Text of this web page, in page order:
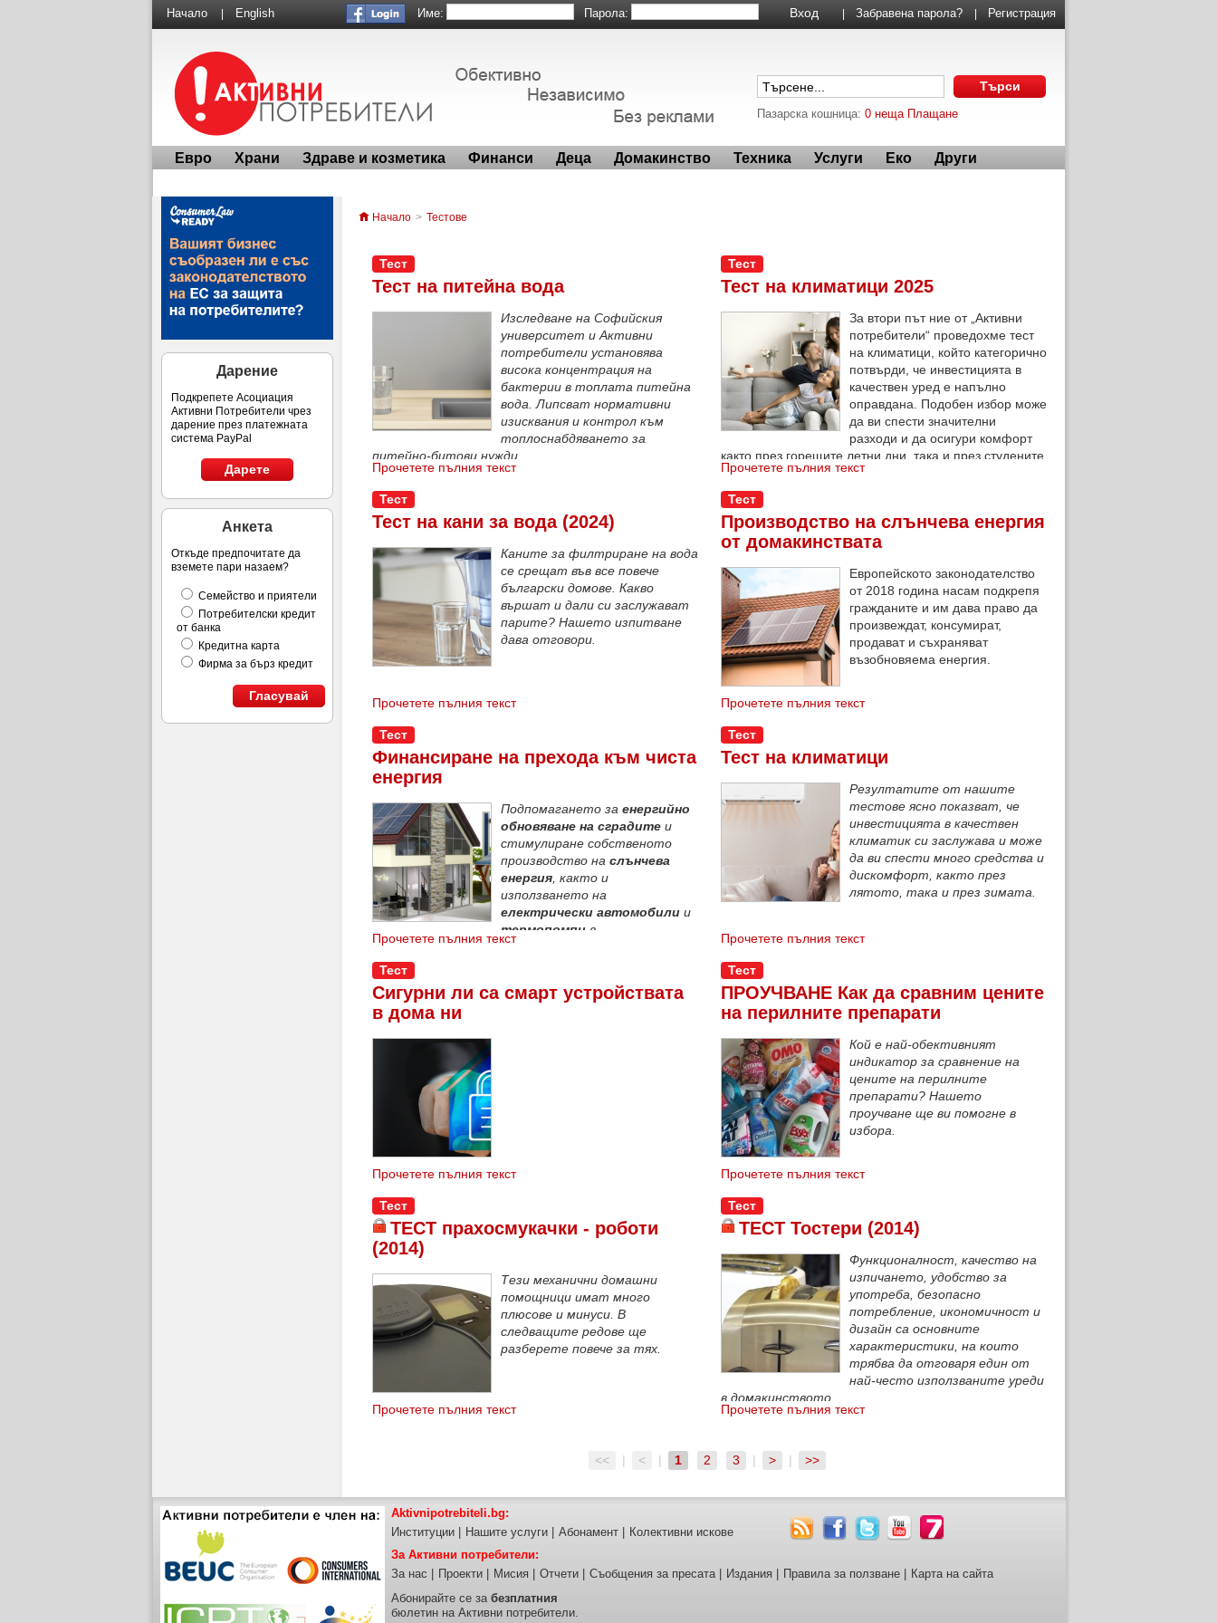
Начало English Име: Парола: Забравена парола? Регистрация
Пазарска кошница: 0 неща Плащане
Евро Храни Здраве и козметика Финанси Деца Домакинство Техника Услуги Еко Други
Дарение
Подкрепете Асоциация
Активни Потребители чрез
дарение през платежната
система PayPal
Дарете
Анкета
Откъде предпочитате да
вземете пари назаем?
Семейство и приятели
Потребителски кредит
от банка
Кредитна карта
Фирма за бърз кредит
Гласувай
Начало > Тестове
Тест
Тест на питейна вода
Изследване на Софийския
университет и Активни
потребители установява
висока концентрация на
бактерии в топлата питейна
вода. Липсват нормативни
изисквания и контрол към
топлоснабдяването за
питейно-битови нужди.
Прочетете пълния текст
Тест
Тест на климатици 2025
За втори път ние от „Активни
потребители“ проведохме тест
на климатици, който категорично
потвърди, че инвестицията в
качествен уред е напълно
оправдана. Подобен избор може
да ви спести значителни
разходи и да осигури комфорт
както през горещите летни дни, така и през студените
зимни месеци.
Прочетете пълния текст
Тест
Тест на кани за вода (2024)
Каните за филтриране на вода
се срещат във все повече
български домове. Какво
вършат и дали си заслужават
парите? Нашето изпитване
дава отговори.
Прочетете пълния текст
Тест
Производство на слънчева енергия
от домакинствата
Европейското законодателство
от 2018 година насам подкрепя
гражданите и им дава право да
произвеждат, консумират,
продават и съхраняват
възобновяема енергия.
Прочетете пълния текст
Тест
Финансиране на прехода към чиста
енергия
Подпомагането за енергийно
обновяване на сградите и
стимулиране собственото
производство на слънчева
енергия , както и
използването на
електрически автомобили и
термопомпи в
домакинствата са част от мерките, които
активно се подпомагат в ЕС. В този процес
България изостава видимо.
Прочетете пълния текст
Тест
Тест на климатици
Резултатите от нашите
тестове ясно показват, че
инвестицията в качествен
климатик си заслужава и може
да ви спести много средства и
дискомфорт, както през
лятото, така и през зимата.
Прочетете пълния текст
Тест
Сигурни ли са смарт устройствата
в дома ни
Прочетете пълния текст
Тест
ПРОУЧВАНЕ Как да сравним цените
на перилните препарати
Кой е най-обективният
индикатор за сравнение на
цените на перилните
препарати? Нашето
проучване ще ви помогне в
избора.
Прочетете пълния текст
Тест
ТЕСТ прахосмукачки - роботи
(2014)
Тези механични домашни
помощници имат много
плюсове и минуси. В
следващите редове ще
разберете повече за тях.
Прочетете пълния текст
Тест
ТЕСТ Тостери (2014)
Функционалност, качество на
изпичането, удобство за
употреба, безопасно
потребление, икономичност и
дизайн са основните
характеристики, на които
трябва да отговаря един от
най-често използваните уреди
в домакинството.
Прочетете пълния текст
<< | < | 1 2 3 | > | >>
Aktivnipotrebiteli.bg:
Институции
Нашите услуги Абонамент
Колективни искове
За Активни потребители:
За нас
Проекти Мисия Отчети Съобщения за пресата| Издания Правила за ползване
Карта на сайта
Абонирайте се за безплатния
бюлетин на Активни потребители.